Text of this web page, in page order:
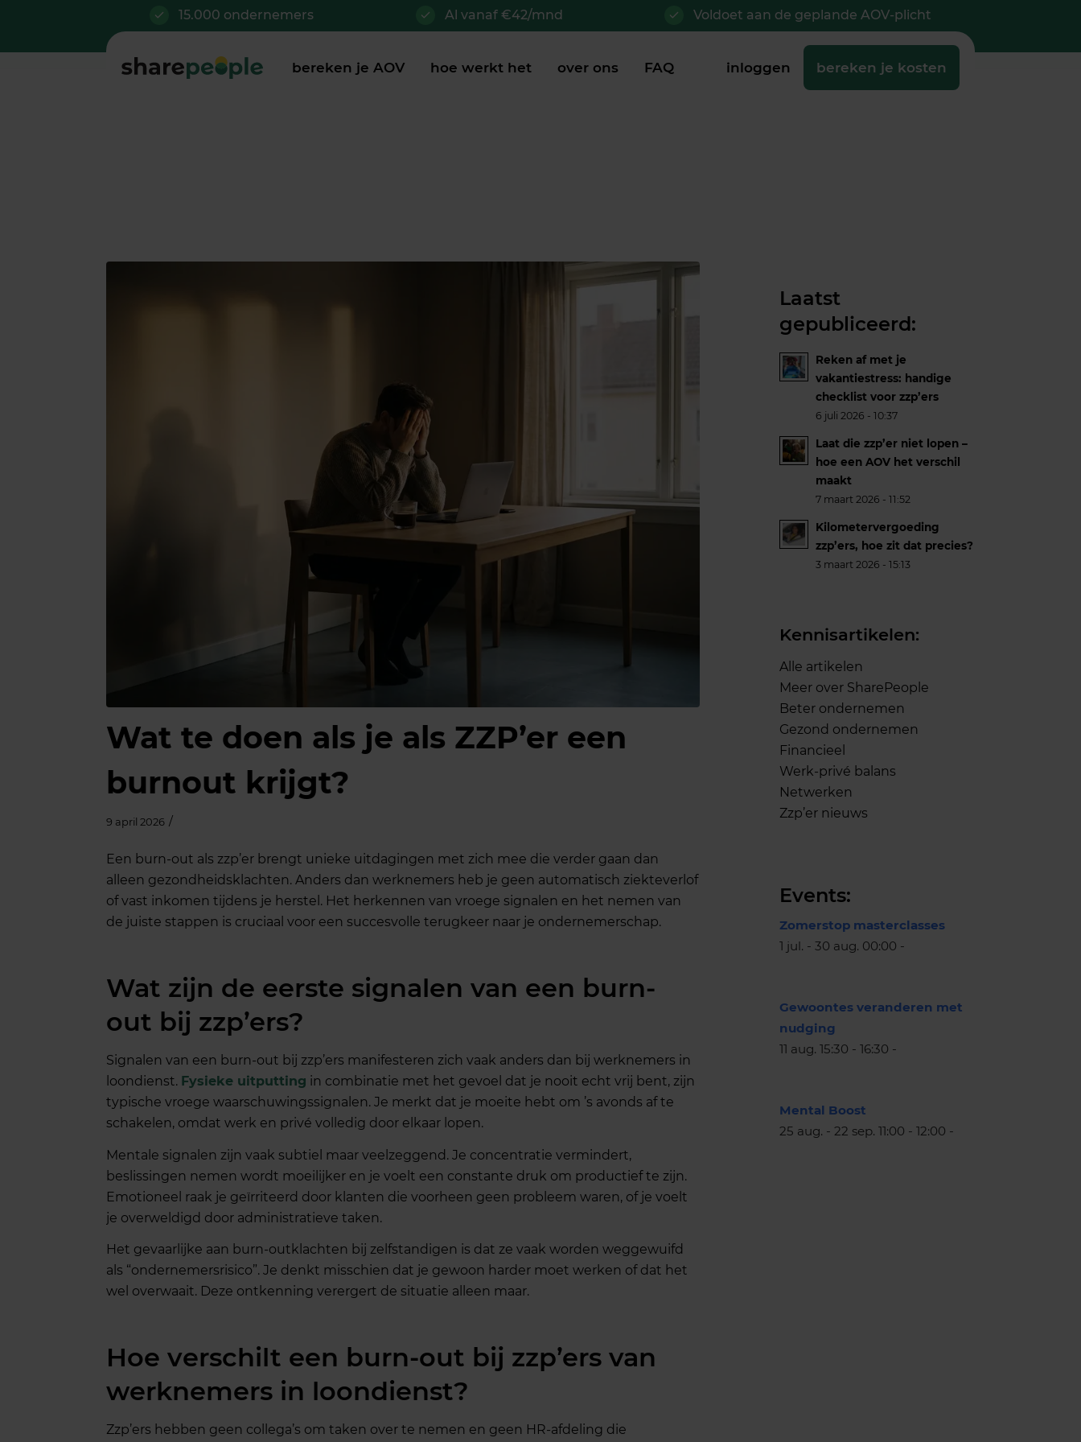
15.000 ondernemers Al vanaf €42/mnd Voldoet aan de geplande AOV-plicht
bereken je AOV hoe werkt het over ons FAQ inloggen bereken je kosten
Wat te doen als je als ZZP’er een
burnout krijgt?
9 april 2026 /
Een burn-out als zzp’er brengt unieke uitdagingen met zich mee die verder gaan dan
alleen gezondheidsklachten. Anders dan werknemers heb je geen automatisch ziekteverlof
of vast inkomen tijdens je herstel. Het herkennen van vroege signalen en het nemen van
de juiste stappen is cruciaal voor een succesvolle terugkeer naar je ondernemerschap.
Wat zijn de eerste signalen van een burn-
out bij zzp’ers?
Signalen van een burn-out bij zzp’ers manifesteren zich vaak anders dan bij werknemers in
loondienst. Fysieke uitputting in combinatie met het gevoel dat je nooit echt vrij bent, zijn
typische vroege waarschuwingssignalen. Je merkt dat je moeite hebt om ’s avonds af te
schakelen, omdat werk en privé volledig door elkaar lopen.
Mentale signalen zijn vaak subtiel maar veelzeggend. Je concentratie vermindert,
beslissingen nemen wordt moeilijker en je voelt een constante druk om productief te zijn.
Emotioneel raak je geïrriteerd door klanten die voorheen geen probleem waren, of je voelt
je overweldigd door administratieve taken.
Het gevaarlijke aan burn-outklachten bij zelfstandigen is dat ze vaak worden weggewuifd
als “ondernemersrisico”. Je denkt misschien dat je gewoon harder moet werken of dat het
wel overwaait. Deze ontkenning verergert de situatie alleen maar.
Hoe verschilt een burn-out bij zzp’ers van
werknemers in loondienst?
Zzp’ers hebben geen collega’s om taken over te nemen en geen HR-afdeling die
Laatst
gepubliceerd:
Reken af met je
vakantiestress: handige
checklist voor zzp’ers
6 juli 2026 - 10:37
Laat die zzp’er niet lopen –
hoe een AOV het verschil
maakt
7 maart 2026 - 11:52
Kilometervergoeding
zzp’ers, hoe zit dat precies?
3 maart 2026 - 15:13
Kennisartikelen:
Alle artikelen
Meer over SharePeople
Beter ondernemen
Gezond ondernemen
Financieel
Werk-privé balans
Netwerken
Zzp’er nieuws
Events:
Zomerstop masterclasses
1 jul. - 30 aug. 00:00 -
Gewoontes veranderen met
nudging
11 aug. 15:30 - 16:30 -
Mental Boost
25 aug. - 22 sep. 11:00 - 12:00 -